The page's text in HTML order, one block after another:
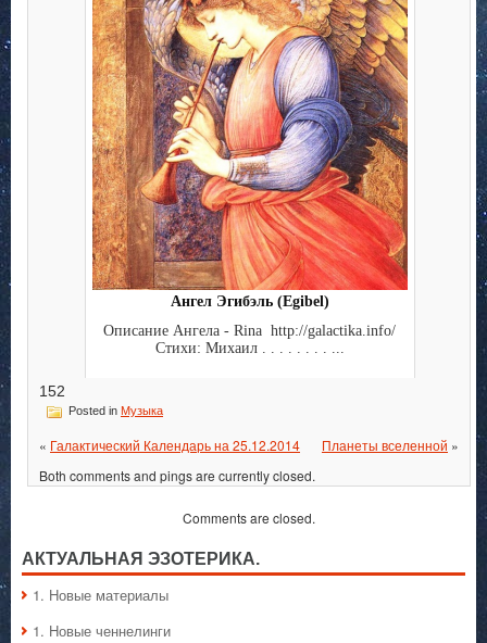
Ангел Эгибэль (Egibel)
Описание Ангела - Rina http://galactika.info/
Стихи: Михаил . . . . . . . . ...
152
Posted in Музыка
« Галактический Календарь на 25.12.2014 Планеты вселенной »
Both comments and pings are currently closed.
Comments are closed.
АКТУАЛЬНАЯ ЭЗОТЕРИКА.
1. Hовые материалы
1. Hовые ченнелинги